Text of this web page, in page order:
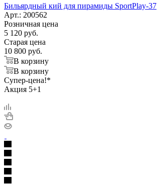
Бильярдный кий для пирамиды SportPlay-37
Арт.: 200562
Розничная цена
5 120 руб.
Старая цена
10 800 руб.
В корзину
В корзину
Супер-цена!*
Акция 5+1